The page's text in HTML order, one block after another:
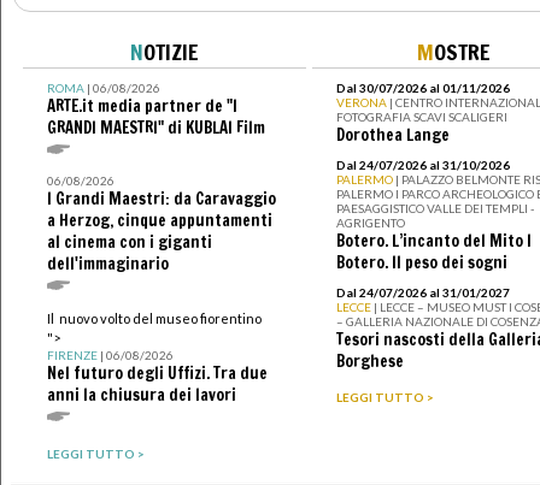
NOTIZIE
ROMA| 06/08/2026
ARTE.it media partner de "I
GRANDI MAESTRI" di KUBLAI Film
06/08/2026
I Grandi Maestri: da Caravaggio
a Herzog, cinque appuntamenti
al cinema con i giganti
dell'immaginario
Il nuovo volto del museo fiorentino
">
FIRENZE| 06/08/2026
Nel futuro degli Uffizi. Tra due
anni la chiusura dei lavori
LEGGI TUTTO >
MOSTRE
Dal 30/07/2026 al 01/11/2026
VERONA | CENTRO
FOTOGRAFIA SCAVI SCALIGERI
Dorothea Lange
Dal 24/07/2026 al 31/10/2026
PALERMO | PALAZZO BELMONTE
PALERMO I PARCO ARCHEOLOGICO
PAESAGGISTICO VALLE DEI TEMPLI -
AGRIGENTO
Botero. L’incanto del Mito I
Botero. Il peso dei sogni
Dal 24/07/2026 al 31/01/2027
LECCE | LECCE – MUSEO MUST I
– GALLERIA NAZIONALE DI
Tesori nascosti della
Borghese
LEGGI TUTTO >